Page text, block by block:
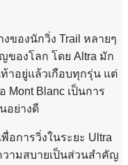
งของนักวิ่ง Trail หลายๆ
ของโลก โดย Altra มัก
าอยู่แล้วเกือบทุกรุ่น แต่
Mont Blanc เป็นการ
อย่างดี
อการวิ่งในระยะ Ultra
วามสบายเป็นส่วนสำคัญ